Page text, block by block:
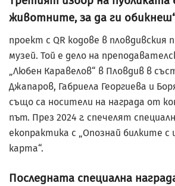
животните, за да ги
проект с QR кодове в пловдивския
музей. Той е дело на
„Любен Каравелов“ в Пловдив в
Джапаров, Габриела Георгиева и
също са носители на награда от
път. През 2024 г. спечелят
екопрактика с „Опознай билките
карта“.
Последната специална